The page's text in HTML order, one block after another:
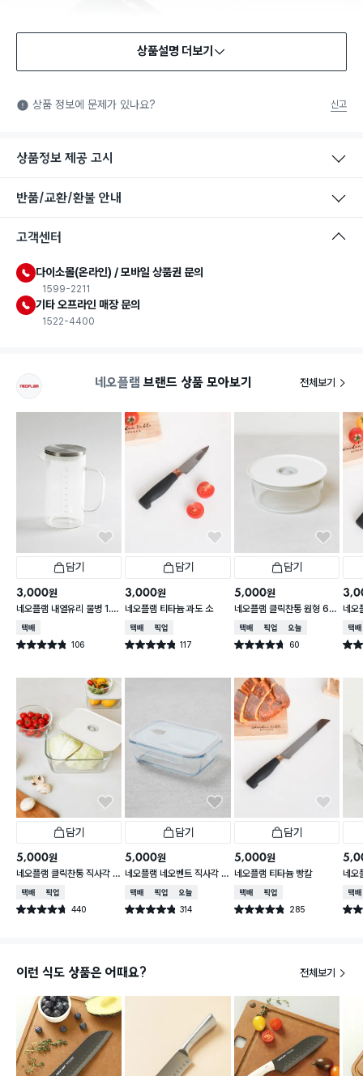
는 식품첨가물에 사용할 수 있는 식품용기구라는 표시입니다.
상품설명 더보기
상품 정보에 문제가 있나요? 신고
상품정보 제공 고시
반품/교환/환불 안내
고객센터
다이소몰(온라인) / 모바일 상품권 문의
1599-2211
기타 오프라인 매장 문의
1522-4400
네오플램 브랜드 상품 모아보기 전체보기
담기
3,000원
네오플램 내열유리 물병 1.1
택배배송
별점 4.8점 106
건 작성
담기
3,000원
네오플램 티타늄 과도 소
택배배송매장픽업
별점 4.8점 117
건 작성
담기
5,000원
네오플램 클릭찬통 원형 68
택배배송매장픽업오늘배송
별점 4.7점 60
건 작성
네오
택배
별점
담기
5,000원
네오플램 클릭찬통 직사각 2
400ml
택배배송매장픽업
별점 4.7점 440
건 작성
담기
5,000원
네오플램 네오벤트 직사각 1.
4L
택배배송매장픽업오늘배송
별점 4.8점 314
건 작성
담기
5,000원
네오플램 티타늄 빵칼
택배배송매장픽업
별점 4.8점 285
건 작성
네오
택배
별점
이런 식도 상품은 어때요? 전체보기